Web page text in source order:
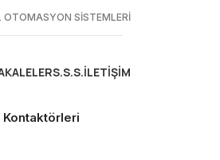
OTOMASYON SİSTEMLERİ
S.S.S.İLETIŞIM
Kontaktörleri